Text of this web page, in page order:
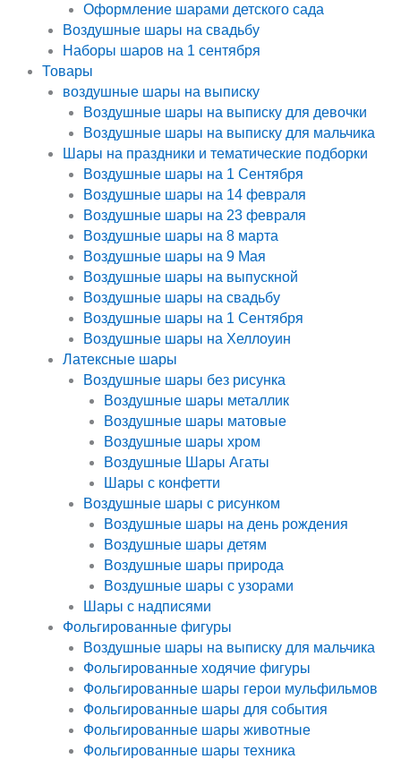
Оформление шарами детского сада
Воздушные шары на свадьбу
Наборы шаров на 1 сентября
Товары
воздушные шары на выписку
Воздушные шары на выписку для девочки
Воздушные шары на выписку для мальчика
Шары на праздники и тематические подборки
Воздушные шары на 1 Сентября
Воздушные шары на 14 февраля
Воздушные шары на 23 февраля
Воздушные шары на 8 марта
Воздушные шары на 9 Мая
Воздушные шары на выпускной
Воздушные шары на свадьбу
Воздушные шары на 1 Сентября
Воздушные шары на Хеллоуин
Латексные шары
Воздушные шары без рисунка
Воздушные шары металлик
Воздушные шары матовые
Воздушные шары хром
Воздушные Шары Агаты
Шары с конфетти
Воздушные шары с рисунком
Воздушные шары на день рождения
Воздушные шары детям
Воздушные шары природа
Воздушные шары с узорами
Шары с надписями
Фольгированные фигуры
Воздушные шары на выписку для мальчика
Фольгированные ходячие фигуры
Фольгированные шары герои мульфильмов
Фольгированные шары для события
Фольгированные шары животные
Фольгированные шары техника